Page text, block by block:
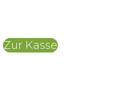
Zur Kasse